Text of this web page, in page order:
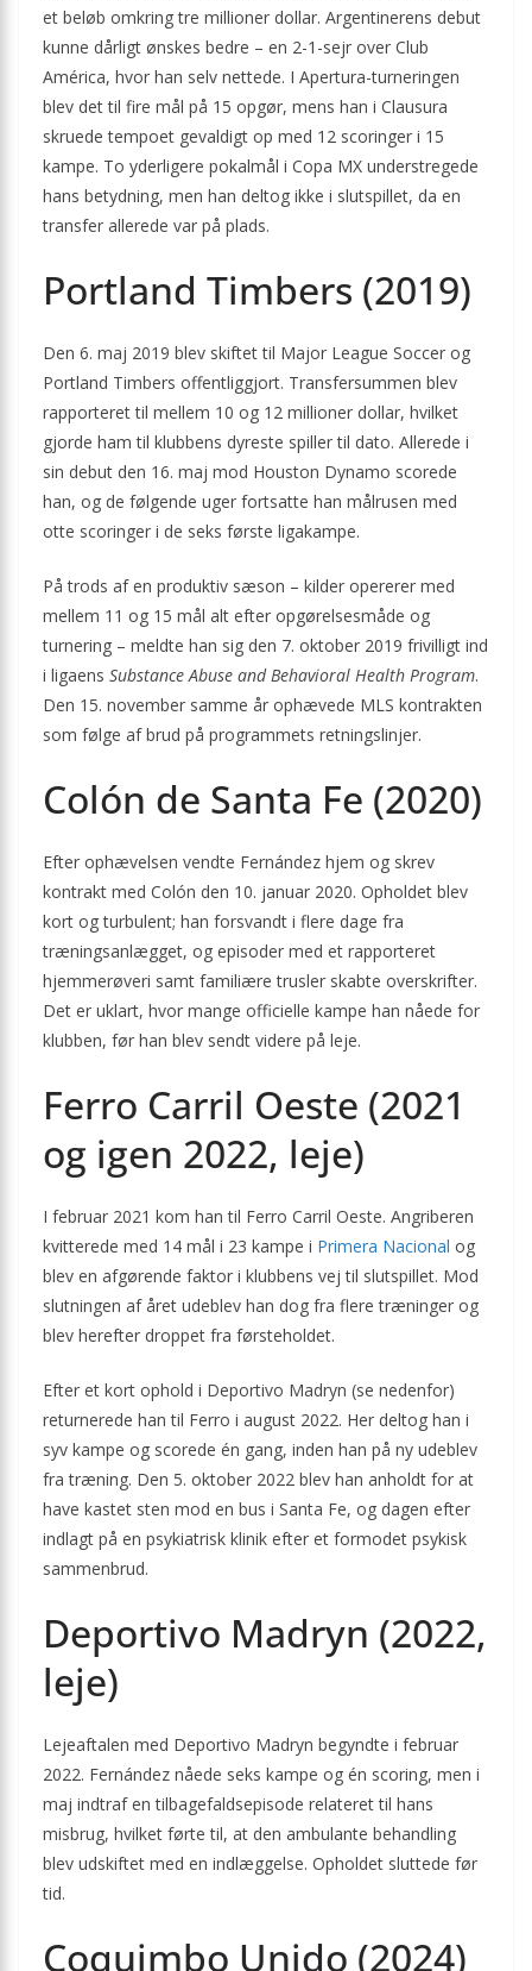
et beløb omkring tre millioner dollar. Argentinerens debut
kunne dårligt ønskes bedre – en 2-1-sejr over Club
América, hvor han selv nettede. I Apertura-turneringen
blev det til fire mål på 15 opgør, mens han i Clausura
skruede tempoet gevaldigt op med 12 scoringer i 15
kampe. To yderligere pokalmål i Copa MX understregede
hans betydning, men han deltog ikke i slutspillet, da en
transfer allerede var på plads.
Portland Timbers (2019)
Den 6. maj 2019 blev skiftet til Major League Soccer og
Portland Timbers offentliggjort. Transfersummen blev
rapporteret til mellem 10 og 12 millioner dollar, hvilket
gjorde ham til klubbens dyreste spiller til dato. Allerede i
sin debut den 16. maj mod Houston Dynamo scorede
han, og de følgende uger fortsatte han målrusen med
otte scoringer i de seks første ligakampe.
På trods af en produktiv sæson – kilder opererer med
mellem 11 og 15 mål alt efter opgørelsesmåde og
turnering – meldte han sig den 7. oktober 2019 frivilligt ind
i ligaens Substance Abuse and Behavioral Health Program.
Den 15. november samme år ophævede MLS kontrakten
som følge af brud på programmets retningslinjer.
Colón de Santa Fe (2020)
Efter ophævelsen vendte Fernández hjem og skrev
kontrakt med Colón den 10. januar 2020. Opholdet blev
kort og turbulent; han forsvandt i flere dage fra
træningsanlægget, og episoder med et rapporteret
hjemmerøveri samt familiære trusler skabte overskrifter.
Det er uklart, hvor mange officielle kampe han nåede for
klubben, før han blev sendt videre på leje.
Ferro Carril Oeste (2021
og igen 2022, leje)
I februar 2021 kom han til Ferro Carril Oeste. Angriberen
kvitterede med 14 mål i 23 kampe i Primera Nacional og
blev en afgørende faktor i klubbens vej til slutspillet. Mod
slutningen af året udeblev han dog fra flere træninger og
blev herefter droppet fra førsteholdet.
Efter et kort ophold i Deportivo Madryn (se nedenfor)
returnerede han til Ferro i august 2022. Her deltog han i
syv kampe og scorede én gang, inden han på ny udeblev
fra træning. Den 5. oktober 2022 blev han anholdt for at
have kastet sten mod en bus i Santa Fe, og dagen efter
indlagt på en psykiatrisk klinik efter et formodet psykisk
sammenbrud.
Deportivo Madryn (2022,
leje)
Lejeaftalen med Deportivo Madryn begyndte i februar
2022. Fernández nåede seks kampe og én scoring, men i
maj indtraf en tilbagefaldsepisode relateret til hans
misbrug, hvilket førte til, at den ambulante behandling
blev udskiftet med en indlæggelse. Opholdet sluttede før
tid.
Coquimbo Unido (2024)